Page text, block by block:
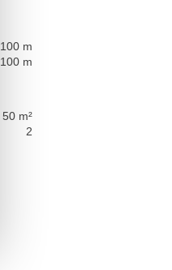
100 m
100 m
50 m²
2